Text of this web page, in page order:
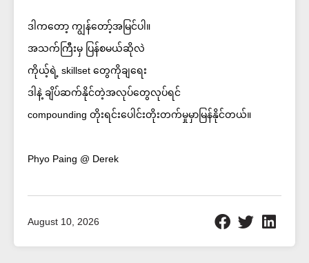
ဒါကတော့ ကျွန်တော့်အမြင်ပါ။
အသက်ကြီးမှ ပြန်စမယ်ဆိုလဲ
ကိုယ့်ရဲ့ skillset တွေကိုချရေး
ဒါနဲ့ ချိပ်ဆက်နိုင်တဲ့အလုပ်တွေလုပ်ရင်
compounding တိုးရင်းပေါင်းတိုးတက်မှုမှာမြန်နိုင်တယ်။
Phyo Paing @ Derek
August 10, 2026